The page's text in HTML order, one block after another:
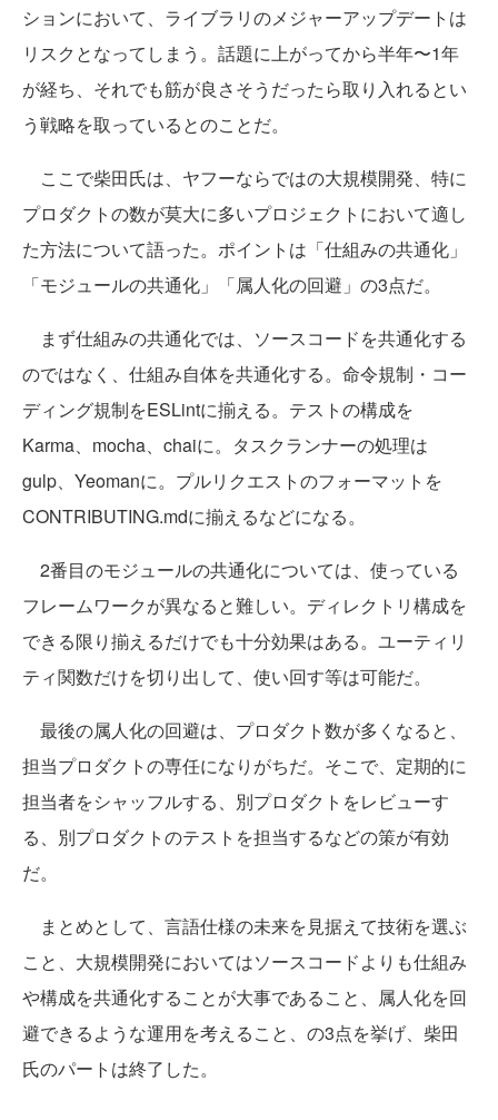
ションにおいて、ライブラリのメジャーアップデートは
リスクとなってしまう。話題に上がってから半年〜1年
が経ち、それでも筋が良さそうだったら取り入れるとい
う戦略を取っているとのことだ。
ここで柴田氏は、ヤフーならではの大規模開発、特に
プロダクトの数が莫大に多いプロジェクトにおいて適し
た方法について語った。ポイントは「仕組みの共通化」
「モジュールの共通化」「属人化の回避」の3点だ。
まず仕組みの共通化では、ソースコードを共通化する
のではなく、仕組み自体を共通化する。命令規制・コー
ディング規制をESLintに揃える。テストの構成を
Karma、mocha、chaiに。タスクランナーの処理は
gulp、Yeomanに。プルリクエストのフォーマットを
CONTRIBUTING.mdに揃えるなどになる。
2番目のモジュールの共通化については、使っている
フレームワークが異なると難しい。ディレクトリ構成を
できる限り揃えるだけでも十分効果はある。ユーティリ
ティ関数だけを切り出して、使い回す等は可能だ。
最後の属人化の回避は、プロダクト数が多くなると、
担当プロダクトの専任になりがちだ。そこで、定期的に
担当者をシャッフルする、別プロダクトをレビューす
る、別プロダクトのテストを担当するなどの策が有効
だ。
まとめとして、言語仕様の未来を見据えて技術を選ぶ
こと、大規模開発においてはソースコードよりも仕組み
や構成を共通化することが大事であること、属人化を回
避できるような運用を考えること、の3点を挙げ、柴田
氏のパートは終了した。